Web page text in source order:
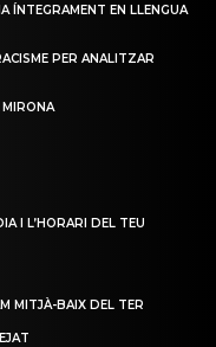
ÍNTEGRAMENT EN LLENGUA
PER ANALITZAR
MIRONA
I L’HORARI DEL TEU
MITJÀ-BAIX DEL TER